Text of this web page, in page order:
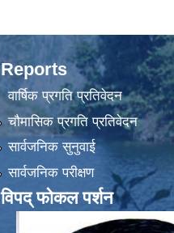
Reports
वार्षिक प्रगति प्रतिवेदन
चौमासिक प्रगति प्रतिवेदन
सार्वजनिक सुनुवाई
सार्वजनिक परीक्षण
विपद् फोकल पर्शन